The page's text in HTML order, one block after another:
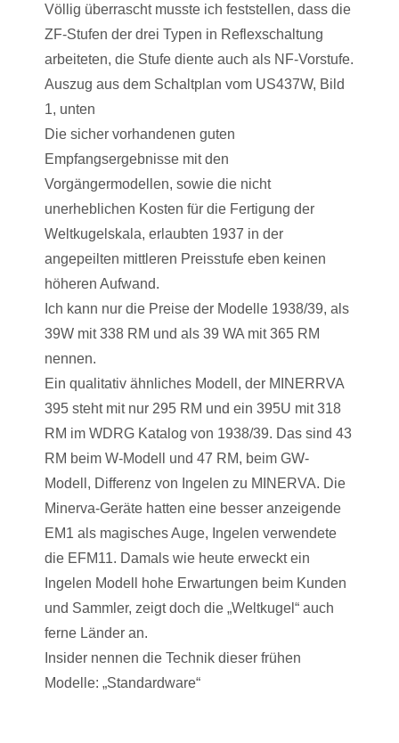
Völlig überrascht musste ich feststellen, dass die
ZF-Stufen der drei Typen in Reflexschaltung
arbeiteten, die Stufe diente auch als NF-Vorstufe.
Auszug aus dem Schaltplan vom US437W, Bild
1, unten
Die sicher vorhandenen guten
Empfangsergebnisse mit den
Vorgängermodellen, sowie die nicht
unerheblichen Kosten für die Fertigung der
Weltkugelskala, erlaubten 1937 in der
angepeilten mittleren Preisstufe eben keinen
höheren Aufwand.
Ich kann nur die Preise der Modelle 1938/39, als
39W mit 338 RM und als 39 WA mit 365 RM
nennen.
Ein qualitativ ähnliches Modell, der MINERRVA
395 steht mit nur 295 RM und ein 395U mit 318
RM im WDRG Katalog von 1938/39. Das sind 43
RM beim W-Modell und 47 RM, beim GW-
Modell, Differenz von Ingelen zu MINERVA. Die
Minerva-Geräte hatten eine besser anzeigende
EM1 als magisches Auge, Ingelen verwendete
die EFM11. Damals wie heute erweckt ein
Ingelen Modell hohe Erwartungen beim Kunden
und Sammler, zeigt doch die „Weltkugel“ auch
ferne Länder an.
Insider nennen die Technik dieser frühen
Modelle: „Standardware“